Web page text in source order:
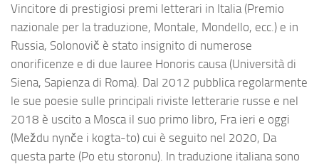
Vincitore di prestigiosi premi letterari in Italia (Premio
nazionale per la traduzione, Montale, Mondello, ecc.) e in
Russia, Solonovič è stato insignito di numerose
onorificenze e di due lauree Honoris causa (Università di
Siena, Sapienza di Roma). Dal 2012 pubblica regolarmente
le sue poesie sulle principali riviste letterarie russe e nel
2018 è uscito a Mosca il suo primo libro, Fra ieri e oggi
(Meždu nynče i kogta-to) cui è seguito nel 2020, Da
questa parte (Po etu storonu). In traduzione italiana sono